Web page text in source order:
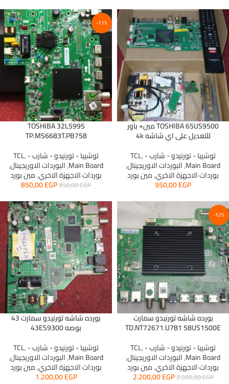
TOSHIBA 65US9500 مين+ باور
للتعديل على اي شاشه 4k
توشيبا - تورنيدو - شارب - TCL,
Main Board
,البوردات الاوريجينال,
بوردات الاجهزة الاخري,مين بورد
950,00EGP
-11%
TOSHIBA 32L5995
TP.MS6683T.PB758
توشيبا - تورنيدو - شارب - TCL,
Main Board
,البوردات الاوريجينال,
بوردات الاجهزة الاخري,مين بورد
950,00EGP
850,00EGP
-12%
بورده شاشه تورنيدو سمارت
TD.NT72671.U781 58US1500E
توشيبا - تورنيدو - شارب - TCL,
Main Board
,البوردات الاوريجينال,
بوردات الاجهزة الاخري,مين بورد
2.500,00EGP
2.200,00EGP
بورده شاشه تورنيدو سمارت 43
بوصه 43ES9300
توشيبا - تورنيدو - شارب - TCL,
Main Board
,البوردات الاوريجينال,
بوردات الاجهزة الاخري,مين بورد
1.200,00EGP